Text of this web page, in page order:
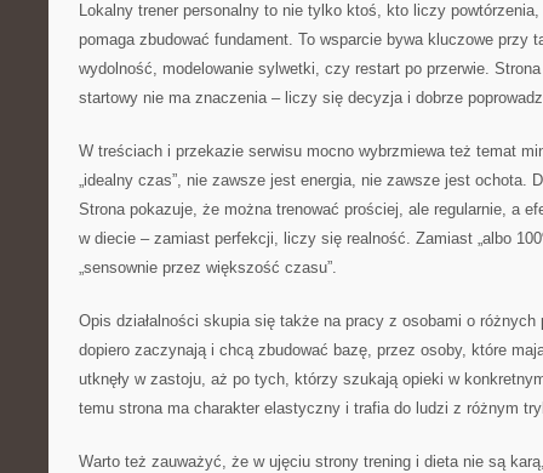
Lokalny trener personalny to nie tylko ktoś, kto liczy
pomaga zbudować fundament. To wsparcie bywa kluczowe przy
wydolność, modelowanie sylwetki, czy restart po przerwie.
startowy nie ma znaczenia – liczy się decyzja i dobrze
W treściach i przekazie serwisu mocno wybrzmiewa też temat
„idealny czas”, nie zawsze jest energia, nie zawsze jest ochota.
Strona pokazuje, że można trenować prościej, ale regularnie, a
w diecie – zamiast perfekcji, liczy się realność. Zamiast „albo
„sensownie przez większość czasu”.
Opis działalności skupia się także na pracy z osobami o
dopiero zaczynają i chcą zbudować bazę, przez osoby, które
utknęły w zastoju, aż po tych, którzy szukają opieki w
temu strona ma charakter elastyczny i trafia do ludzi z różnym
Warto też zauważyć, że w ujęciu strony trening i dieta nie są